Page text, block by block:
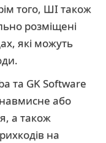
того, ШI також
розміщені
які можуть
та GK Software
або
а також
на